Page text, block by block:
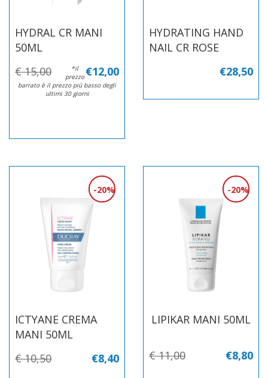
HYDRAL CR MANI
50ML
€ 15,00 €12,00
*il
prezzo
barrato è il prezzo più basso degli
ultimi 30 giorni
HYDRATING HAND
NAIL CR ROSE
€28,50
ICTYANE CREMA
MANI 50ML
20%
€ 10,50 €8,40
LIPIKAR MANI 50ML
20%
€ 11,00 €8,80